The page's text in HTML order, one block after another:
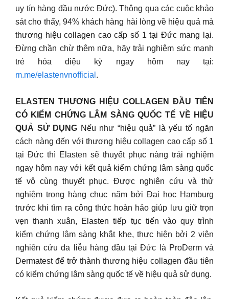
uy tín hàng đầu nước Đức). Thông qua các cuộc khảo
sát cho thấy, 94% khách hàng hài lòng về hiệu quả mà
thương hiệu collagen cao cấp số 1 tại Đức mang lại.
Đừng chần chừ thêm nữa, hãy trải nghiệm sức mạnh
trẻ hóa diệu kỳ ngay hôm nay tại:
m.me/elastenvnofficial .
ELASTEN THƯƠNG HIỆU COLLAGEN ĐẦU TIÊN
CÓ KIỂM CHỨNG LÂM SÀNG QUỐC TẾ VỀ HIỆU
QUẢ SỬ DỤNG Nếu như “hiệu quả” là yếu tố ngăn
cách nàng đến với thương hiệu collagen cao cấp số 1
tại Đức thì Elasten sẽ thuyết phục nàng trải nghiệm
ngay hôm nay với kết quả kiểm chứng lâm sàng quốc
tế vô cùng thuyết phục. Được nghiên cứu và thử
nghiệm trong hàng chục năm bởi Đại học Hamburg
trước khi tìm ra công thức hoàn hảo giúp lưu giữ trọn
vẹn thanh xuân, Elasten tiếp tục tiến vào quy trình
kiểm chứng lâm sàng khắt khe, thực hiện bởi 2 viện
nghiên cứu da liễu hàng đầu tại Đức là ProDerm và
Dermatest để trở thành thương hiệu collagen đầu tiên
có kiểm chứng lâm sàng quốc tế về hiệu quả sử dụng.